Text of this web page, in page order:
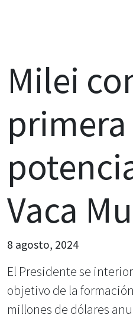
Milei
Vaca
8 agosto, 2024
El Presidente se
objetivo de la
millones de dólares